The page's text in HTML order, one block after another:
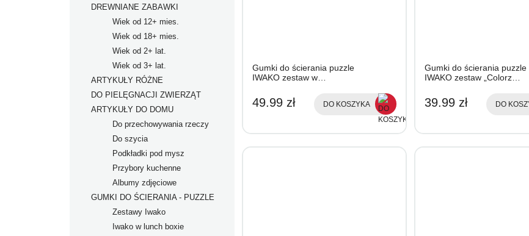
DREWNIANE ZABAWKI
Wiek od 12+ mies.
Wiek od 18+ mies.
Wiek od 2+ lat.
Wiek od 3+ lat.
ARTYKUŁY RÓŻNE
DO PIELĘGNACJI ZWIERZĄT
ARTYKUŁY DO DOMU
Do przechowywania rzeczy
Do szycia
Podkładki pod mysz
Przybory kuchenne
Albumy zdjęciowe
GUMKI DO ŚCIERANIA - PUZZLE
Zestawy Iwako
Iwako w lunch boxie
Gumki do ścierania puzzle
IWAKO zestaw w…
49.99 zł DO KOSZYKA
Gumki do ścierania puzzle
IWAKO zestaw „Colorz…
39.99 zł DO